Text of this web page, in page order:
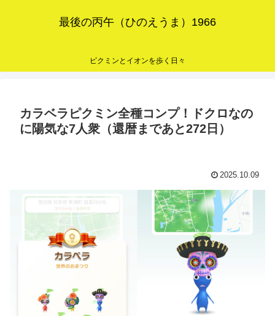
最後の丙午（ひのえうま）1966
ピクミンとイオンを歩く日々
カラベラピクミン全種コンプ！ドクロなの
に陽気な7人衆（還暦まであと272日）
2025.10.09